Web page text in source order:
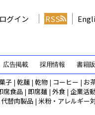
ログイン RSS
広告掲載 採用情報 書籍
子 | 乾麺 | 乾物 | コーヒー | お
席食品 | 即席麺 | 外食 | 企業活
替肉製品 | 米粉・アレルギー